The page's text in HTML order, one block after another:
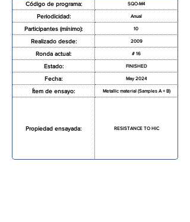
Código de programa: SQO-M4
Periodicidad: Anual
Participantes (mínimo): 10
Realizado desde: 2009
Ronda actual: # 16
Estado: FINISHED
Fecha: May 2024
Ítem de ensayo: Metallic material (Samples A + B)
Propiedad ensayada: RESISTANCE TO HIC